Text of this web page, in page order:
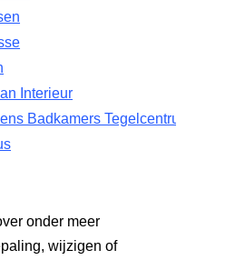
Interieur
Badkamers Tegelcentrum
onder meer
wijzigen of